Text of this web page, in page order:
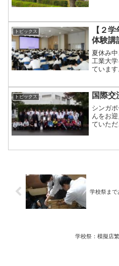
年生を
生一同
みにし
トピックス
【２
体験講
夏休み
工業大
ています
黙々と
中は「
和記念
にお招
トピックス 国際交
シンガ
んをお
ていただ
け、楽
「
学校祭まで
学校祭：模擬店繁